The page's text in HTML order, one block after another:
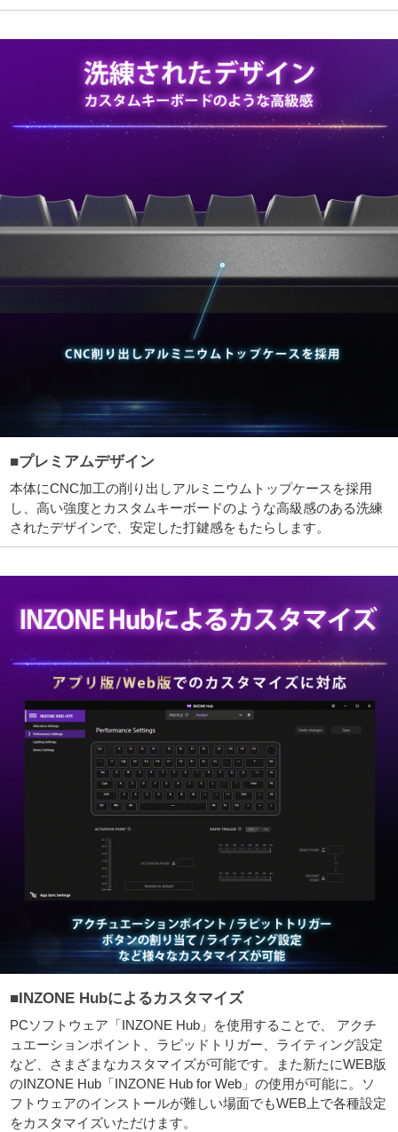
■プレミアムデザイン
本体にCNC加工の削り出しアルミニウムトップケースを採用
し、高い強度とカスタムキーボードのような高級感のある洗練
されたデザインで、安定した打鍵感をもたらします。
■INZONE Hubによるカスタマイズ
PCソフトウェア「INZONE Hub」を使用することで、 アクチ
ュエーションポイント、ラピッドトリガー、ライティング設定
など、さまざまなカスタマイズが可能です。また新たにWEB版
のINZONE Hub「INZONE Hub for Web」の使用が可能に。ソ
フトウェアのインストールが難しい場面でもWEB上で各種設定
をカスタマイズいただけます。